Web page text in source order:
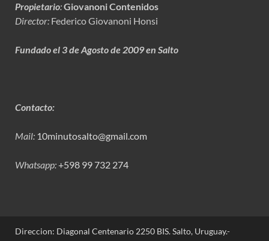
Propietario:Giovanoni Contenidos
Director: Federico Giovanoni Honsi
Fundado el 3 de Agosto de 2009 en Salto
Contacto:
Mail: 10minutosalto@gmail.com
Whatsapp:+598 99 732 274
Direccion: Diagonal Centenario 2250 BIS. Salto, Uruguay.-